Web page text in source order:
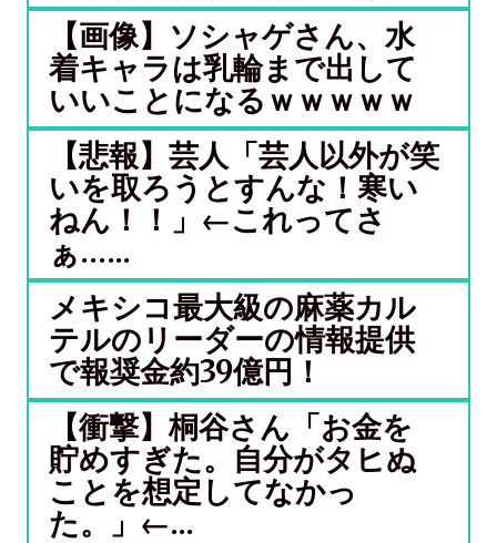
【画像】ソシャゲさん、水
着キャラは乳輪まで出して
いいことになるｗｗｗｗｗ
【悲報】芸人「芸人以外が笑
いを取ろうとすんな！寒い
ねん！！」←これってさ
ぁ…...
メキシコ最大級の麻薬カル
テルのリーダーの情報提供
で報奨金約39億円！
【衝撃】桐谷さん「お金を
貯めすぎた。自分がタヒぬ
ことを想定してなかっ
た。」←...